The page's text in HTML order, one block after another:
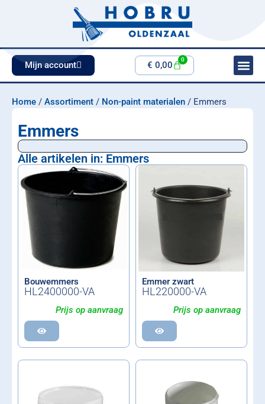
Mijn account € 0,00
0
Home / Assortiment / Non-paint materialen / Emmers
Emmers
Alle artikelen in: Emmers
Bouwemmers
HL2400000-VA
Prijs op aanvraag
Emmer zwart
HL220000-VA
Prijs op aanvraag